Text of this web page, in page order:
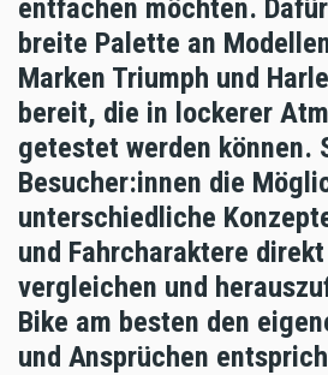
entfachen möchten.
breite Palette an
Marken Triumph und
bereit, die in lockerer
getestet werden können.
Besucher:innen die
unterschiedliche
und Fahrcharaktere
vergleichen und
Bike am besten den
und Ansprüchen